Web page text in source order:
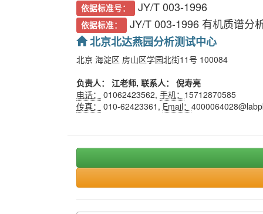
依据标准号： JY/T 003-1996
依据标准：
JY/T 003-1996 有机质谱分
北京北达燕园分析测试中心
北京 海淀区 房山区学园北街11号 100084
负责人： 江老师, 联系人： 倪寿亮
电话：
01062423562, 手机： 15712870585
传真：
010-62423361, Email：